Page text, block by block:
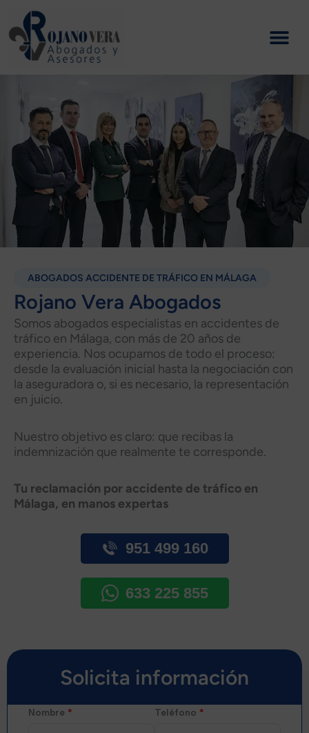
contenido
ABOGADOS ACCIDENTE DE TRÁFICO EN MÁLAGA
Rojano Vera Abogados
Somos abogados especialistas en accidentes de
tráfico en Málaga, con más de 20 años de
experiencia. Nos ocupamos de todo el proceso:
desde la evaluación inicial hasta la negociación con
la aseguradora o, si es necesario, la representación
en juicio.
Nuestro objetivo es claro: que recibas la
indemnización que realmente te corresponde.
Tu reclamación por accidente de tráfico en
Málaga, en manos expertas
951 499 160
633 225 855
Solicita información
Nombre * Teléfono *